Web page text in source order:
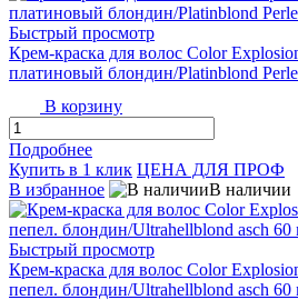
Быстрый просмотр
Крем-краска для волос Color
платиновый блондин/Platinblond
В корзину
Подробнее
Купить в 1 клик ЦЕНА ДЛЯ ПРОФ
В избранное
В наличии
Быстрый просмотр
Крем-краска для волос Color
пепел. блондин/Ultrahellblond asch 60